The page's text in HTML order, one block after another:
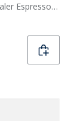
Crocs Offroad Sportsandaler Espresso/Valnød